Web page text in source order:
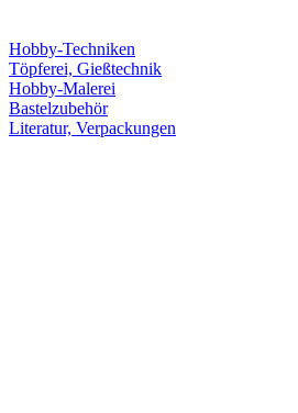
Hobby-Techniken
Töpferei, Gießtechnik
Hobby-Malerei
Bastelzubehör
Literatur, Verpackungen